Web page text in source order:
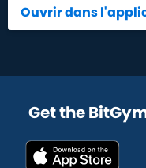
Ouvrir dans
Get the